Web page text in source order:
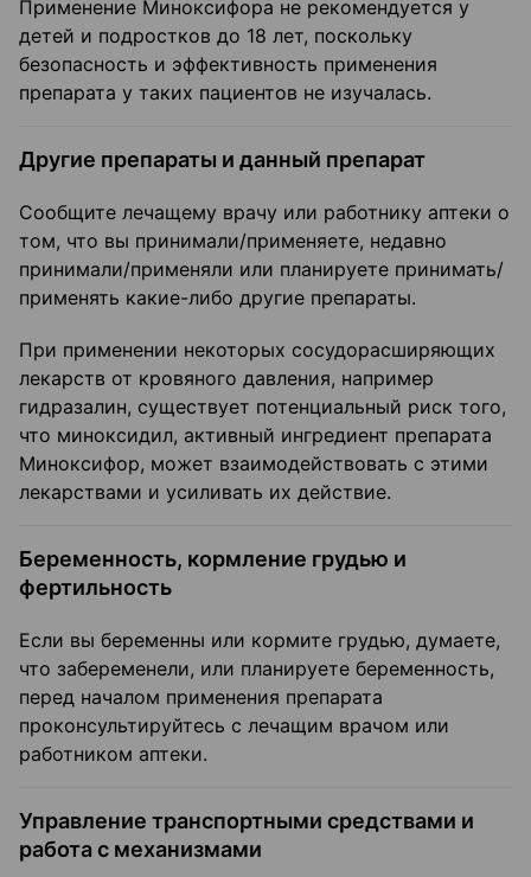
Применение Миноксифора не рекомендуется у
детей и подростков до 18 лет, поскольку
безопасность и эффективность применения
препарата у таких пациентов не изучалась.
Другие препараты и данный препарат
Сообщите лечащему врачу или работнику аптеки о
том, что вы принимали/применяете, недавно
принимали/применяли или планируете принимать/
применять какие-либо другие препараты.
При применении некоторых сосудорасширяющих
лекарств от кровяного давления, например
гидразалин, существует потенциальный риск того,
что миноксидил, активный ингредиент препарата
Миноксифор, может взаимодействовать с этими
лекарствами и усиливать их действие.
Беременность, кормление грудью и
фертильность
Если вы беременны или кормите грудью, думаете,
что забеременели, или планируете беременность,
перед началом применения препарата
проконсультируйтесь с лечащим врачом или
работником аптеки.
Управление транспортными средствами и
работа с механизмами